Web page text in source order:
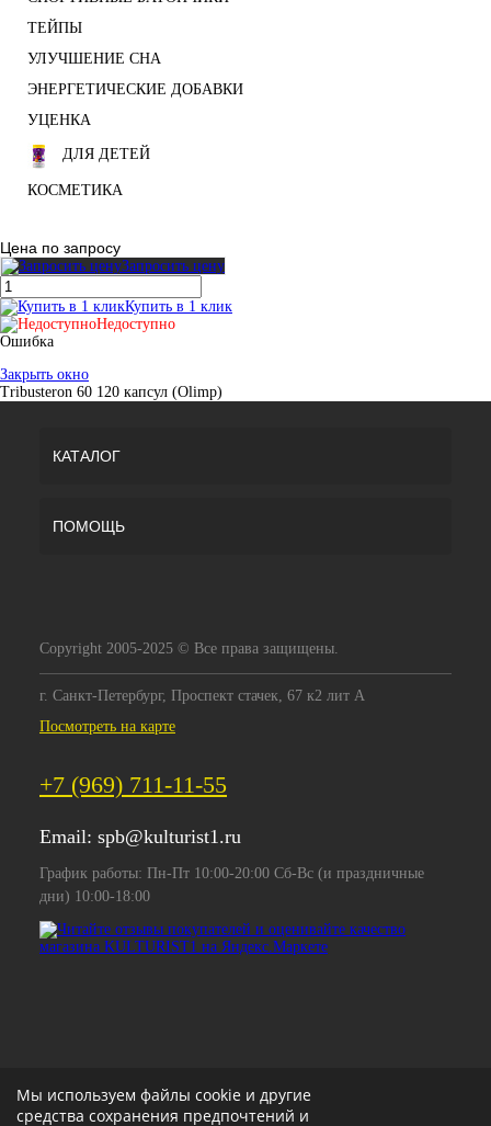
ТЕЙПЫ
УЛУЧШЕНИЕ СНА
ЭНЕРГЕТИЧЕСКИЕ ДОБАВКИ
УЦЕНКА
ДЛЯ ДЕТЕЙ
КОСМЕТИКА
Цена по запросу
Запросить цену
Купить в 1 клик
Недоступно
Ошибка
Закрыть окно
Tribusteron 60 120 капсул (Olimp)
КАТАЛОГ
ПОМОЩЬ
Copyright 2005-2025 © Все права защищены.
г. Санкт-Петербург, Проспект стачек, 67 к2 лит А
Посмотреть на карте
+7 (969) 711-11-55
Email: spb@kulturist1.ru
График работы: Пн-Пт 10:00-20:00 Сб-Вс (и праздничные
дни) 10:00-18:00
Мы используем файлы cookie и другие
средства сохранения предпочтений и